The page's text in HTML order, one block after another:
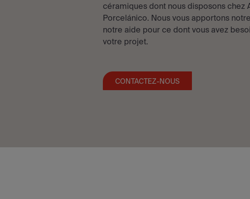
céramiques dont nous disposons chez
Porcelánico. Nous vous apportons
notre aide pour ce dont vous avez
votre projet.
CONTACTEZ-NOUS